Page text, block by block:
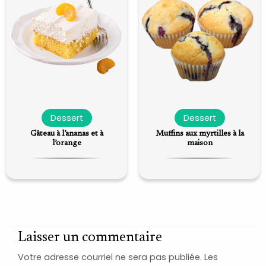
Dessert
Gâteau à l’ananas et à
l’orange
Dessert
Muffins aux myrtilles à la
maison
Laisser un commentaire
Votre adresse courriel ne sera pas publiée. Les